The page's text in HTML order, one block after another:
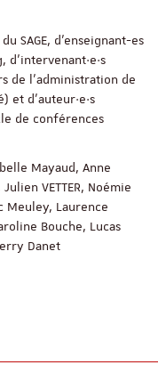
SAGE, d’enseignant-es
de l’administration de
et d’auteur·e·s
de conférences
Mayaud, Anne
VETTER, Noémie
Meuley, Laurence
Bouche, Lucas
Danet